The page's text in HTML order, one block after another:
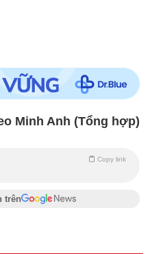
Minh Anh (Tổng hợp)
Copy link
trên